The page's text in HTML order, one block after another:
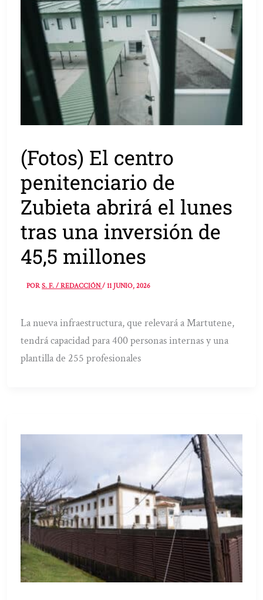
(Fotos) El centro
penitenciario de
Zubieta abrirá el lunes
tras una inversión de
45,5 millones
PORS. F. / REDACCIÓN/11 JUNIO, 2026
La nueva infraestructura, que relevará a Martutene,
tendrá capacidad para 400 personas internas y una
plantilla de 255 profesionales